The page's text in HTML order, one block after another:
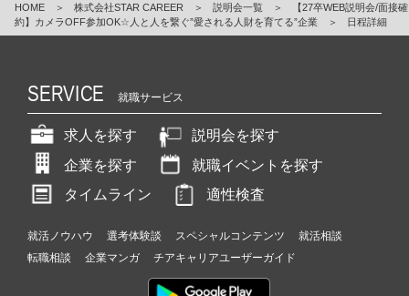
HOME ＞ 株式会社STAR CAREER ＞ 説明会一覧 ＞
【27卒WEB説明会/面接確
約】カメラOFF参加OK☆人と人を繋ぐ”愛される人財を育てる”企業
＞ 日程詳細
SERVICE 就職サービス
求人を探す
説明会を探す
企業を探す
就職イベントを探す
タイムライン
適性検査
就活ノウハウ 選考体験談 スペシャルコンテンツ
就活相談
転職相談
企業マンガ チアキャリアユーザーガイド